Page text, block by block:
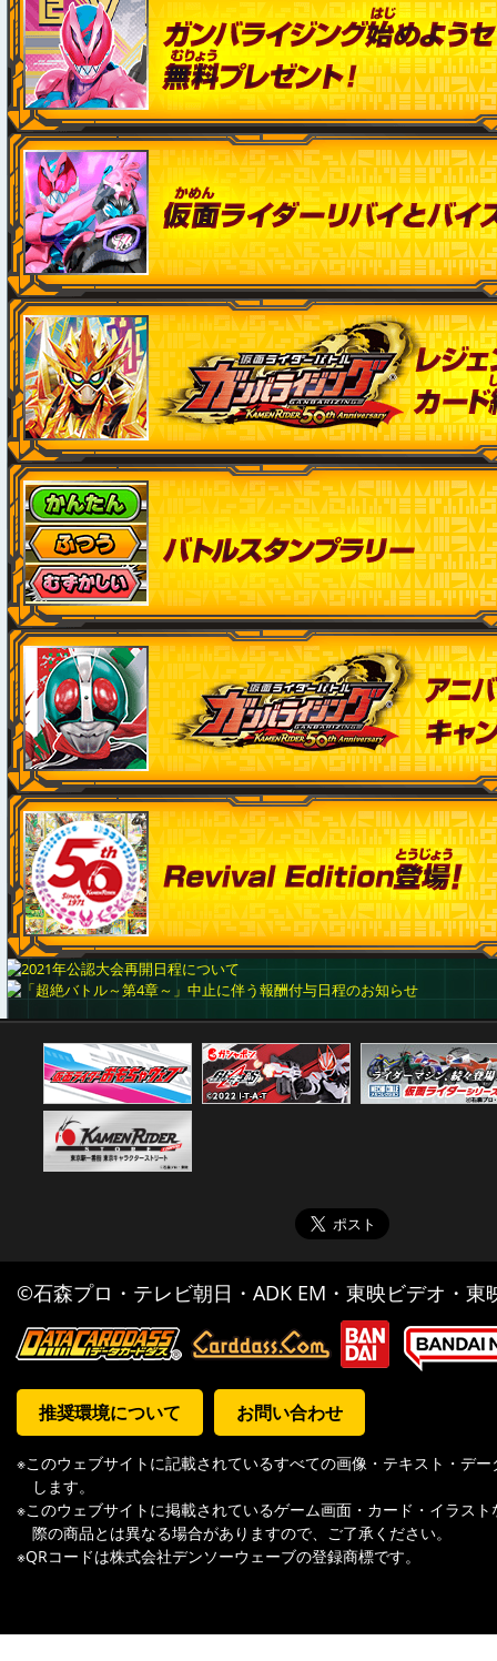
©石森プロ・テレビ朝日・ADK EM・東映ビデオ・
推奨環境について お問い合わせ
※このウェブサイトに記載されているすべての画像・テキスト・デ
します。
※このウェブサイトに掲載されているゲーム画面・カード・イラス
際の商品とは異なる場合がありますので、ご了承ください。
※QRコードは株式会社デンソーウェーブの登録商標です。